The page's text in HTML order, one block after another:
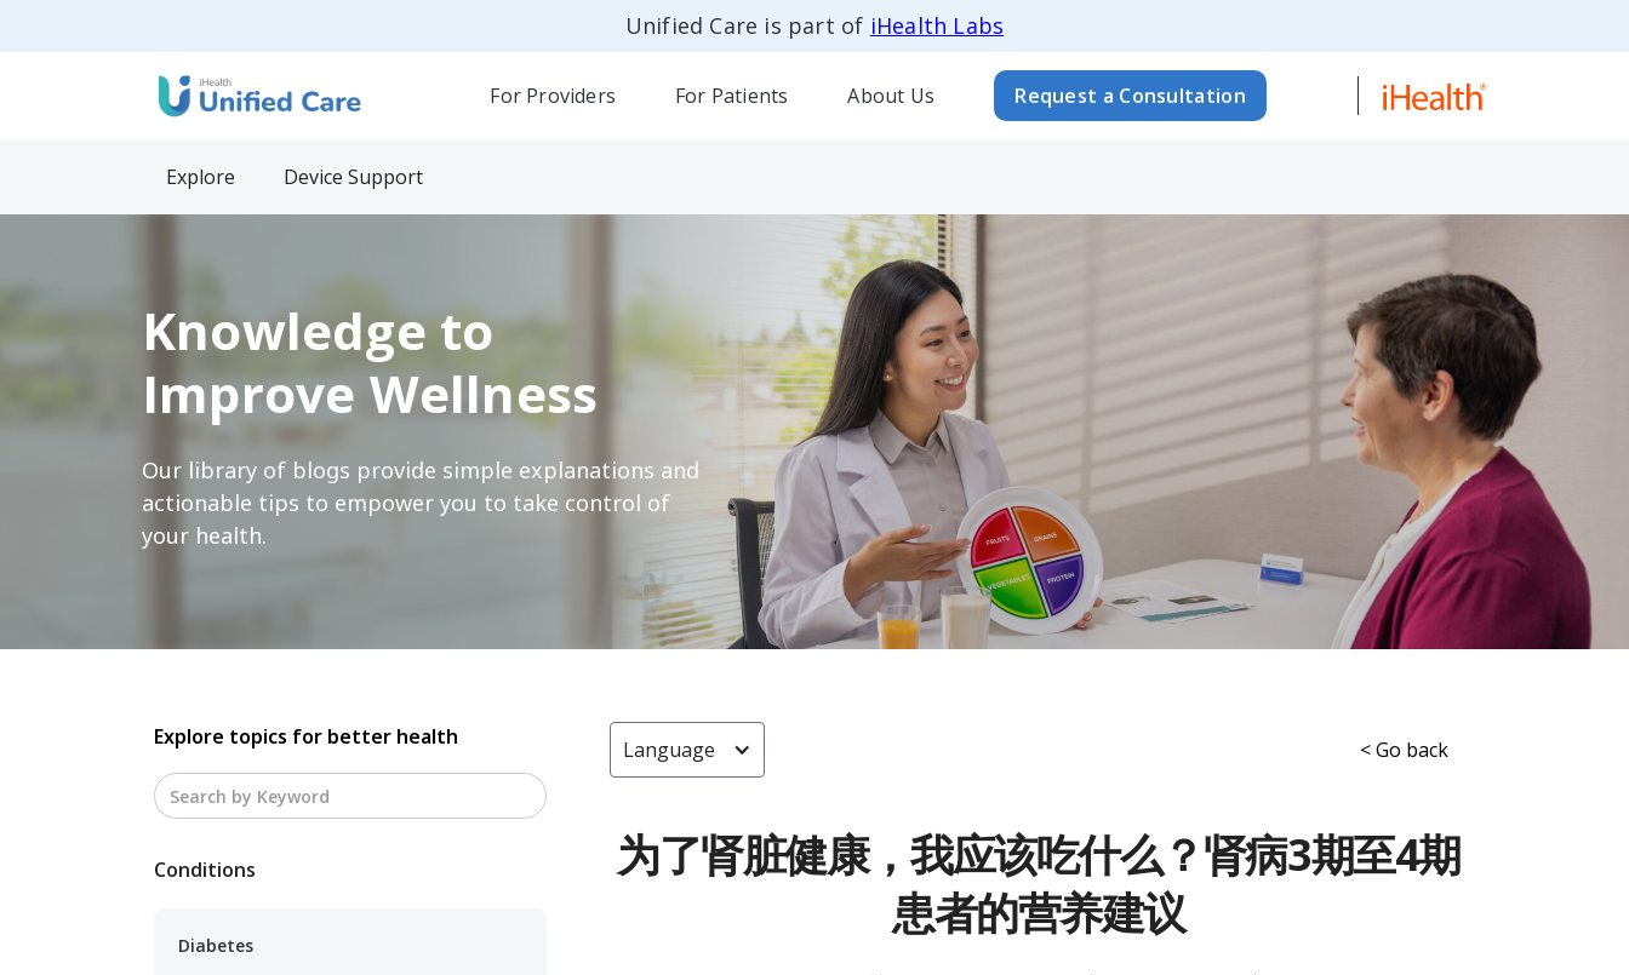
Unified Care is part of iHealth Labs
For Providers For Patients About Us Request a Consultation
Explore Device Support
Knowledge to
Improve Wellness
Our library of blogs provide simple explanations and
actionable tips to empower you to take control of
your health.
Explore topics for better health
Conditions
Diabetes
Language < Go back
为了肾脏健康，我应该吃什么？肾病3期至4期
患者的营养建议